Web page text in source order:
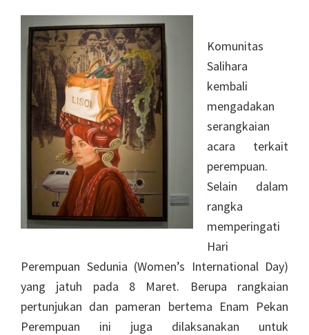
Komunitas
Salihara
kembali
mengadakan
serangkaian
acara terkait
perempuan.
Selain dalam
rangka
memperingati
Hari
Perempuan Sedunia (Women’s International Day)
yang jatuh pada 8 Maret. Berupa rangkaian
pertunjukan dan pameran bertema Enam Pekan
Perempuan ini juga dilaksanakan untuk